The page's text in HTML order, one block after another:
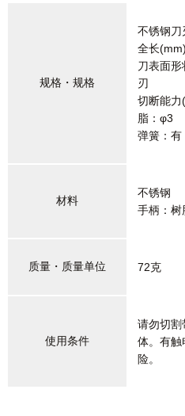
规格・规格
不锈钢刀
全长
刀表面形
刃
切断能
脂：φ3
弹簧：有
材料
不锈钢
手柄：树
质量・质量单位 72克
使用条件
请勿切割
体。有触
险。